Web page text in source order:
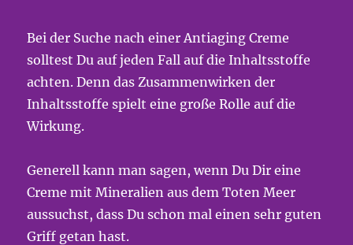
Bei der Suche nach einer Antiaging Creme
solltest Du auf jeden Fall auf die Inhaltsstoffe
achten. Denn das Zusammenwirken der
Inhaltsstoffe spielt eine große Rolle auf die
Wirkung.
Generell kann man sagen, wenn Du Dir eine
Creme mit Mineralien aus dem Toten Meer
aussuchst, dass Du schon mal einen sehr guten
Griff getan hast.